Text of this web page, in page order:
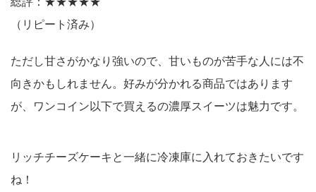
（リピート済み）
ただし甘さがかなり強いので、甘いものが苦手な人には不
向きかもしれません。好みが分かれる商品ではあります
が、ワンコイン以下で買えるの濃厚スイーツは魅力です。
リッチチーズケーキと一緒に冷凍庫に入れておきたいです
ね！